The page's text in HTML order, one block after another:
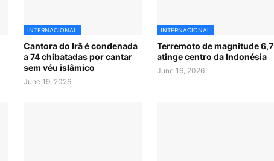
INTERNACIONAL
Cantora do Irã é condenada
a 74 chibatadas por cantar
sem véu islâmico
June 19, 2026
INTERNACIONAL
Terremoto de magnitude 6,7
atinge centro da Indonésia
June 16, 2026